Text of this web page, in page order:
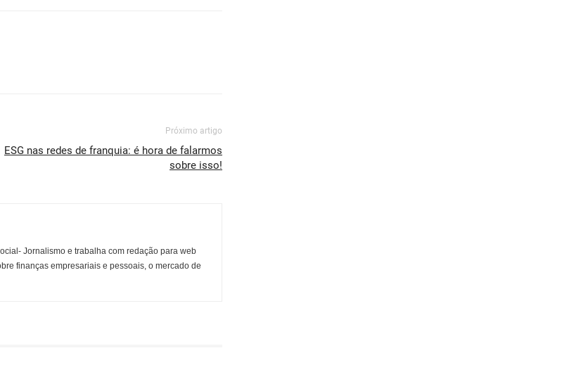
Próximo artigo
ESG nas redes de franquia: é hora de falarmos
sobre isso!
Jornalismo e trabalha com redação para web
finanças empresariais e pessoais, o mercado de